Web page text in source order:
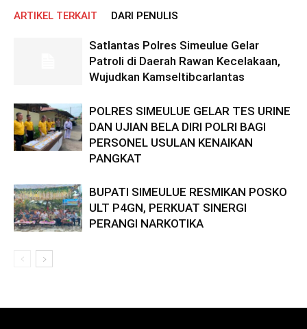
ARTIKEL TERKAIT DARI PENULIS
Satlantas Polres Simeulue Gelar
Patroli di Daerah Rawan Kecelakaan,
Wujudkan Kamseltibcarlantas
POLRES SIMEULUE GELAR TES URINE
DAN UJIAN BELA DIRI POLRI BAGI
PERSONEL USULAN KENAIKAN
PANGKAT
BUPATI SIMEULUE RESMIKAN POSKO
ULT P4GN, PERKUAT SINERGI
PERANGI NARKOTIKA